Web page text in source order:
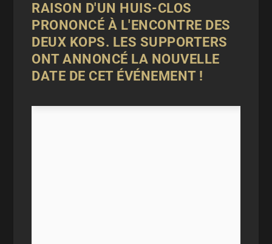
RAISON D'UN HUIS-CLOS
PRONONCÉ À L'ENCONTRE DES
DEUX KOPS. LES SUPPORTERS
ONT ANNONCÉ LA NOUVELLE
DATE DE CET ÉVÉNEMENT !